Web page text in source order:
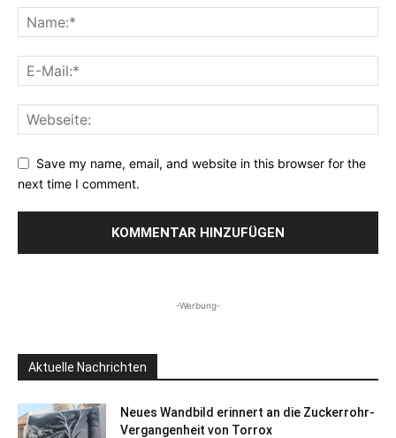
Save my name, email, and website in this browser for the
next time I comment.
-Werbung-
Aktuelle Nachrichten
Neues Wandbild erinnert an die Zuckerrohr-
Vergangenheit von Torrox